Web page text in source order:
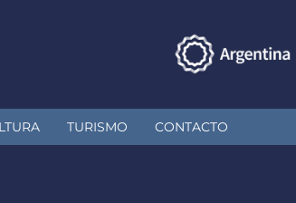
TURISMO CONTACTO